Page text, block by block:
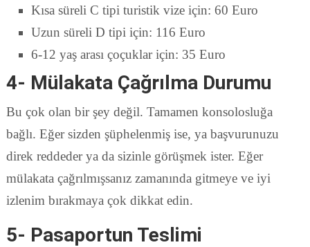
Kısa süreli C tipi turistik vize için: 60 Euro
Uzun süreli D tipi için: 116 Euro
6-12 yaş arası çoçuklar için: 35 Euro
4- Mülakata Çağrılma Durumu
Bu çok olan bir şey değil. Tamamen konsolosluğa
bağlı. Eğer sizden şüphelenmiş ise, ya başvurunuzu
direk reddeder ya da sizinle görüşmek ister. Eğer
mülakata çağrılmışsanız zamanında gitmeye ve iyi
izlenim bırakmaya çok dikkat edin.
5- Pasaportun Teslimi